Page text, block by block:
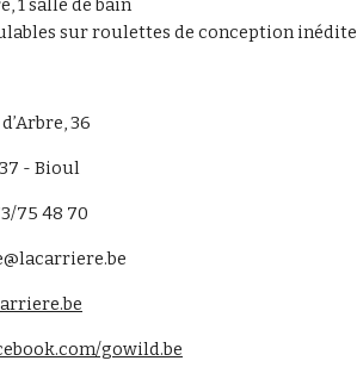
1 salle de bain
sur roulettes de conception inédite
36
- Bioul
75 48 70
gowild.be